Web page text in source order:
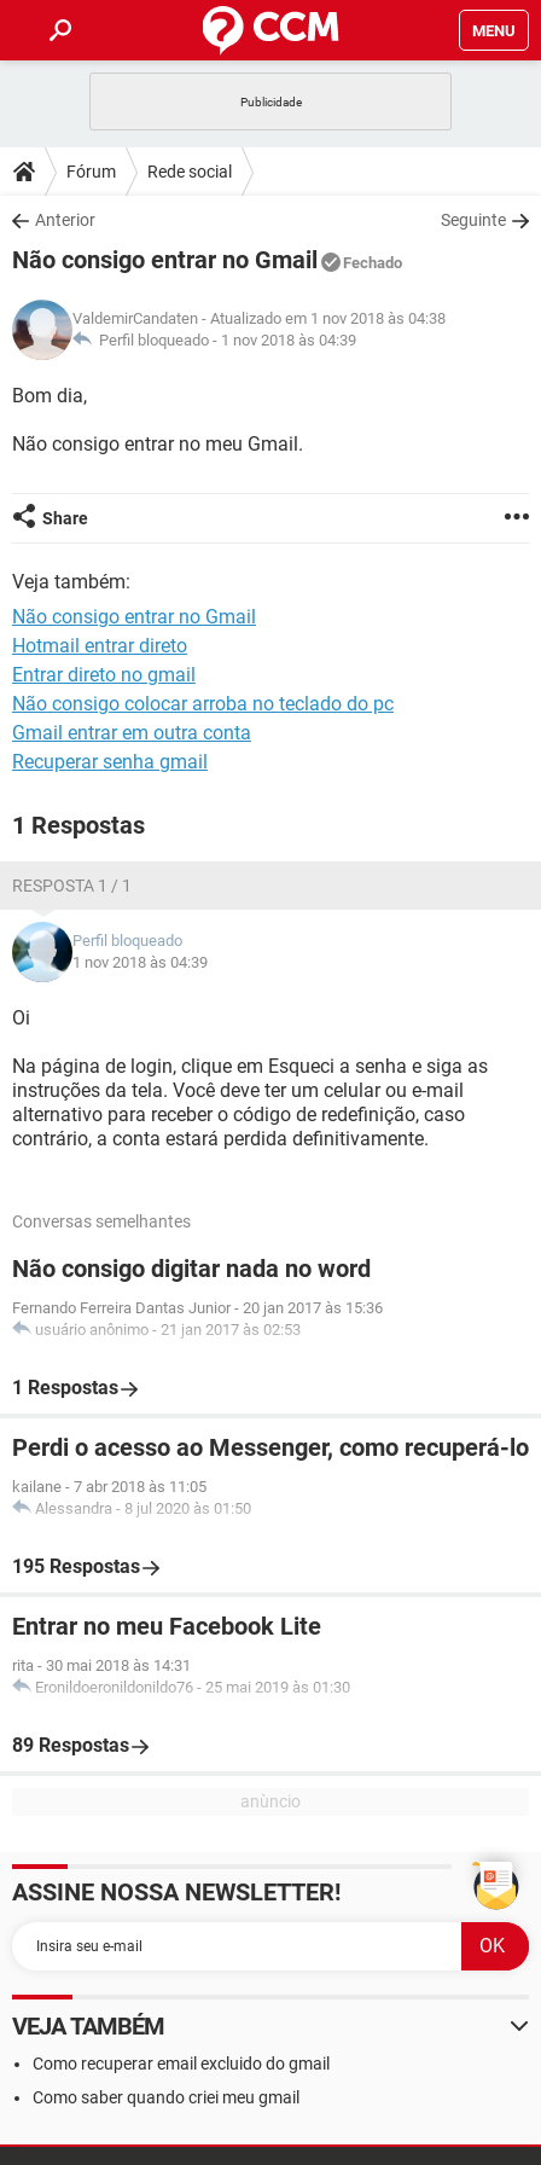
MENU
CELULAR
OUTLOOK
INSTAGRAM GMAIL
GUIA DE COMPRAS
DICAS
JOGOS
INSTAGRAM GMAIL
GUIA DE COMPRAS
DOWNLOADS
JOGOS WHATSAPP
CELULAR
OUTLOOK EXCEL
INSTAGRAM
JOGOS WHATSAPP
CELULAR
OUTLOOK
INSTAGRAM GMAIL
GLOSSÁRIO
JOGOS
INSTAGRAM
Fórum Rede social
Anterior Seguinte
Não consigo entrar no Gmail Fechado
ValdemirCandaten - Atualizado em 1 nov 2018 às 04:38
Perfil bloqueado - 1 nov 2018 às 04:39
Bom dia,
Não consigo entrar no meu Gmail.
Share
Veja também:
Não consigo entrar no Gmail
Hotmail entrar direto
Entrar direto no gmail
Não consigo colocar arroba no teclado do pc
Gmail entrar em outra conta
Recuperar senha gmail
1 Respostas
RESPOSTA 1 / 1
Perfil bloqueado
1 nov 2018 às 04:39
Oi
Na página de login, clique em Esqueci a senha e siga as
instruções da tela. Você deve ter um celular ou e-mail
alternativo para receber o código de redefinição, caso
contrário, a conta estará perdida definitivamente.
Conversas semelhantes
Não consigo digitar nada no word
Fernando Ferreira Dantas Junior - 20 jan 2017 às 15:36
usuário anônimo - 21 jan 2017 às 02:53
1 Respostas
Perdi o acesso ao Messenger, como recuperá-lo
kailane - 7 abr 2018 às 11:05
Alessandra - 8 jul 2020 às 01:50
195 Respostas
Entrar no meu Facebook Lite
rita - 30 mai 2018 às 14:31
Eronildoeronildonildo76 - 25 mai 2019 às 01:30
89 Respostas
ASSINE NOSSA NEWSLETTER!
VEJA TAMBÉM
Como recuperar email excluido do gmail
Como saber quando criei meu gmail